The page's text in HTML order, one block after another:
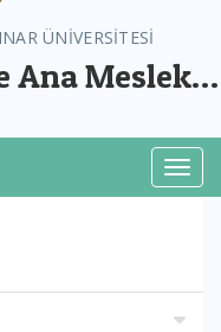
ÜNİVERSİTESİ
Ana Meslek